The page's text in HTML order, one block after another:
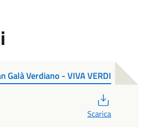
Galà Verdiano - VIVA VERDI
Scarica